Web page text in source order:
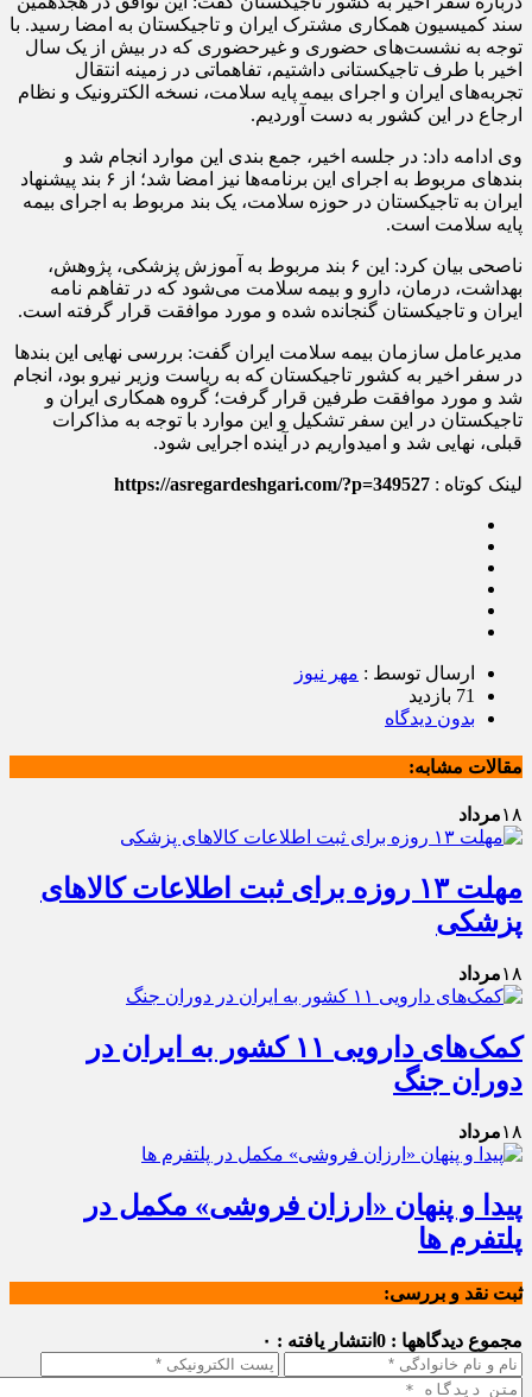
سند کمیسیون همکاری مشترک ایران و تاجیکستان به امضا رسید. با
توجه به نشست‌های حضوری و غیرحضوری که در بیش از یک سال
اخیر با طرف تاجیکستانی داشتیم، تفاهماتی در زمینه انتقال
تجربه‌های ایران و اجرای بیمه پایه سلامت، نسخه الکترونیک و نظام
ارجاع در این کشور به دست آوردیم.
وی ادامه داد: در جلسه اخیر، جمع بندی این موارد انجام شد و
بندهای مربوط به اجرای این برنامه‌ها نیز امضا شد؛ از ۶ بند پیشنهاد
ایران به تاجیکستان در حوزه سلامت، یک بند مربوط به اجرای بیمه
پایه سلامت است.
ناصحی بیان کرد: این ۶ بند مربوط به آموزش پزشکی، پژوهش،
بهداشت، درمان، دارو و بیمه سلامت می‌شود که در تفاهم نامه
ایران و تاجیکستان گنجانده شده و مورد موافقت قرار گرفته است.
مدیرعامل سازمان بیمه سلامت ایران گفت: بررسی نهایی این بندها
در سفر اخیر به کشور تاجیکستان که به ریاست وزیر نیرو بود، انجام
شد و مورد موافقت طرفین قرار گرفت؛ گروه همکاری ایران و
تاجیکستان در این سفر تشکیل و این موارد با توجه به مذاکرات
قبلی، نهایی شد و امیدواریم در آینده اجرایی شود.
لینک کوتاه : https://asregardeshgari.com/?p=349527
ارسال توسط : مهر نیوز
71 بازدید
بدون دیدگاه
مقالات مشابه:
۱۸مرداد
مهلت ۱۳ روزه برای ثبت اطلاعات کالاهای
پزشکی
۱۸مرداد
کمک‌های دارویی ۱۱ کشور به ایران در
دوران جنگ
۱۸مرداد
پیدا و پنهان «ارزان فروشی» مکمل در
پلتفرم ها
ثبت نقد و بررسی:
مجموع دیدگاهها : 0 انتشار یافته : ۰